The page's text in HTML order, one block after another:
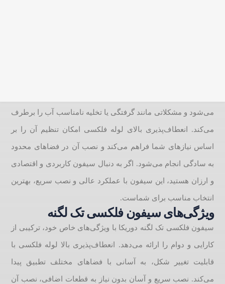
می‌شود و مشکلاتی مانند گرفتگی یا تخلیه نامناسب آب را برطرف
می‌کند. انعطاف‌پذیری بالای لوله فلکسی امکان تنظیم آن را بر
اساس نیازهای شما فراهم می‌کند و نصب آن در فضاهای محدود
به سادگی انجام می‌شود. اگر به دنبال سیفون کاربردی و اقتصادی
و ارزان هستید، این سیفون با عملکرد عالی و نصب سریع، بهترین
انتخاب مناسب برای شماست.
ویژگی‌های سیفون فلکسی تک لگنه
سیفون فلکسی تک لگنه دوریکا با ویژگی‌های خاص خود، ترکیبی از
کارایی و دوام را ارائه می‌دهد. انعطاف‌پذیری بالا لوله فلکسی با
قابلیت تغییر شکل، به آسانی با فضاهای مختلف تطبیق پیدا
می‌کند. نصب سریع و آسان بدون نیاز به قطعات اضافی، نصب آن